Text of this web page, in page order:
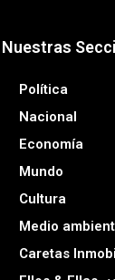
Nuestras
Política
Nacional
Economía
Mundo
Cultura
Medio
Caretas